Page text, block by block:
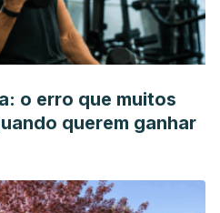
o erro que muitos
querem ganhar